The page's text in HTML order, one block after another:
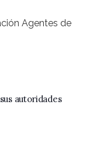
Agentes de
autoridades